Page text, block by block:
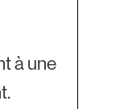
à une